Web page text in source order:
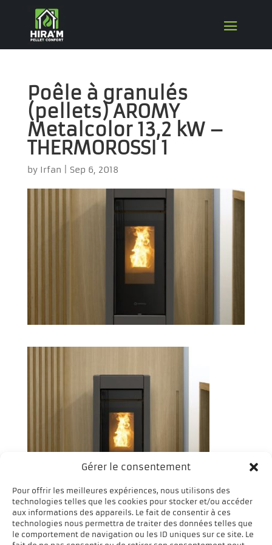
Gérer le consentement
Pour offrir les meilleures expériences, nous utilisons des
technologies telles que les cookies pour stocker et/ou accéder
aux informations des appareils. Le fait de consentir à ces
technologies nous permettra de traiter des données telles que
le comportement de navigation ou les ID uniques sur ce site. Le
Poêle à granulés
(pellets) AROMY
Metalcolor 13,2 kW –
THERMOROSSI 1
by Irfan Sep 6, 2018